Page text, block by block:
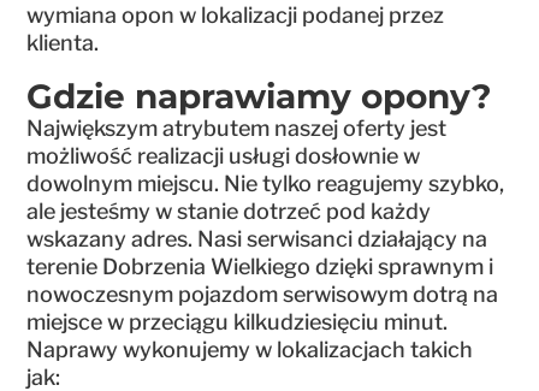
wymiana opon w lokalizacji podanej przez
klienta.
Gdzie naprawiamy opony?
Największym atrybutem naszej oferty jest
możliwość realizacji usługi dosłownie w
dowolnym miejscu. Nie tylko reagujemy szybko,
ale jesteśmy w stanie dotrzeć pod każdy
wskazany adres. Nasi serwisanci działający na
terenie Dobrzenia Wielkiego dzięki sprawnym i
nowoczesnym pojazdom serwisowym dotrą na
miejsce w przeciągu kilkudziesięciu minut.
Naprawy wykonujemy w lokalizacjach takich
jak: